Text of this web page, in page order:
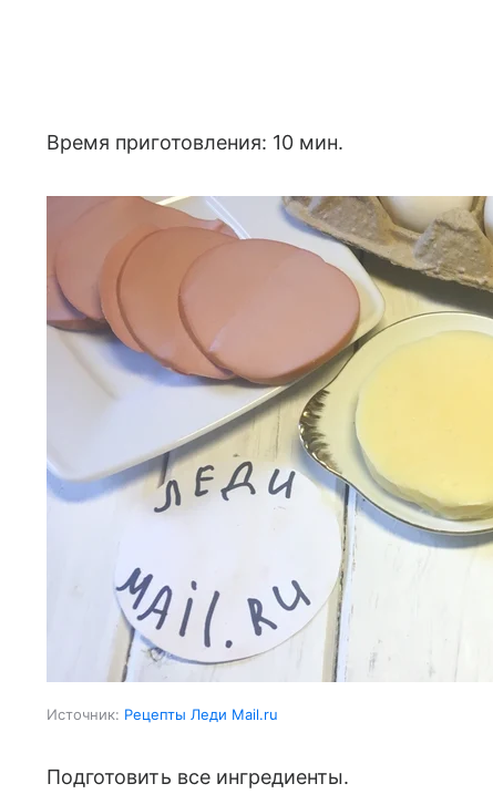
Время приготовления: 10 мин.
Источник: Рецепты Леди Mail.ru
Подготовить все ингредиенты.